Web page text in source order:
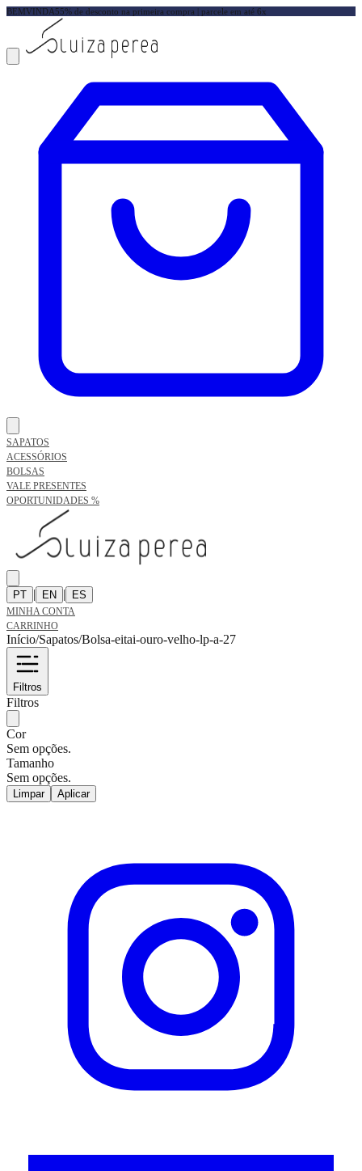
BEMVINDA55% de desconto na primeira compra | parcele em até 6x
SAPATOS
ACESSÓRIOS
BOLSAS
VALE PRESENTES
OPORTUNIDADES %
PT | EN | ES
MINHA CONTA
CARRINHO
Início/Sapatos/Bolsa-eitai-ouro-velho-lp-a-27
Filtros
Filtros
Cor
Sem opções.
Tamanho
Sem opções.
Limpar Aplicar